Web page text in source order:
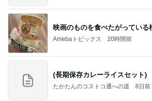
映画のものを食べたがっている
Amebaトピックス 20時間前
(長期保存カレーライスセット)
たかたんのコストコ通への道 8日前